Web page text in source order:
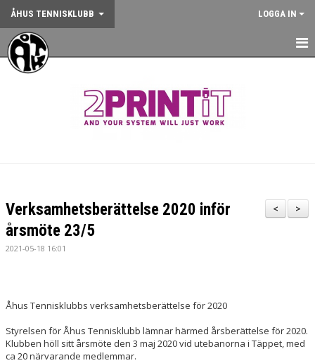
ÅHUS TENNISKLUBB LOGGA IN
HEM
ANMÄLAN AKTIVITET
KALENDER
ÅTK TRÄNINGSVERKSAMHET
>
<
Verksamhetsberättelse 2020 inför
årsmöte 23/5
2021-05-18 16:01
Åhus Tennisklubbs verksamhetsberättelse för 2020
Styrelsen för Åhus Tennisklubb lämnar härmed årsberättelse för 2020.
Klubben höll sitt årsmöte den 3 maj 2020 vid utebanorna i Täppet, med
ca 20 närvarande medlemmar.